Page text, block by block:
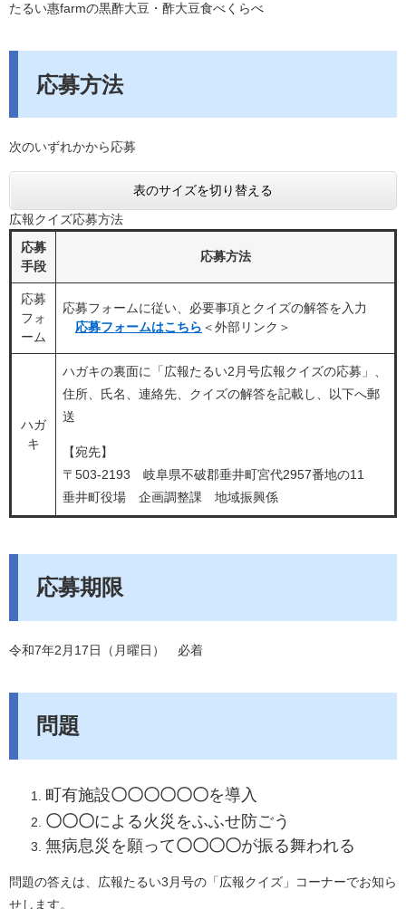
たるい惠farmの黒酢大豆・酢大豆食べくらべ
応募方法
次のいずれかから応募
表のサイズを切り替える
広報クイズ応募方法
応募
手段
応募方法
応募
フォ
ーム
応募フォームに従い、必要事項とクイズの解答を入力
応募フォームはこちら ＜外部リンク＞
ハガ
キ
ハガキの裏面に「広報たるい2月号広報クイズの応募」、
住所、氏名、連絡先、クイズの解答を記載し、以下へ郵
送
【宛先】
〒503-2193 岐阜県不破郡垂井町宮代2957番地の11
垂井町役場 企画調整課 地域振興係
応募期限
令和7年2月17日（月曜日） 必着
問題
町有施設〇〇〇〇〇〇を導入
〇〇〇による火災をふふせ防ごう
無病息災を願って〇〇〇〇が振る舞われる
問題の答えは、広報たるい3月号の「広報クイズ」コーナーでお知ら
せします。